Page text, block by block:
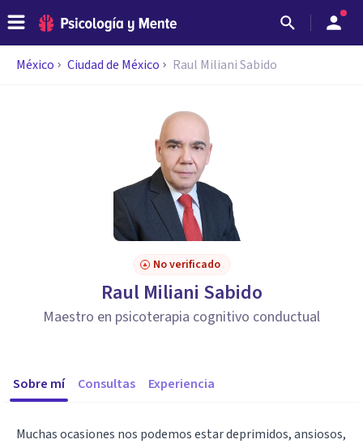
México Ciudad de México Raul Miliani Sabido
No verificado
Raul Miliani Sabido
Maestro en psicoterapia cognitivo conductual
Sobre mí Consultas Experiencia
Muchas ocasiones nos podemos estar deprimidos, ansiosos,